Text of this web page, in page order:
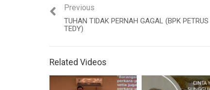
Previous
TUHAN TIDAK PERNAH GAGAL (BPK PETRUS
TEDY)
Related Videos